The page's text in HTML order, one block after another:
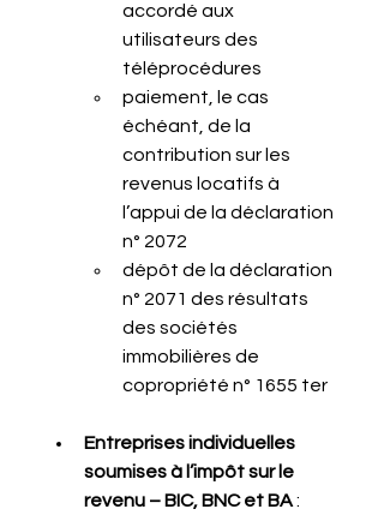
accordé aux
utilisateurs des
téléprocédures
paiement, le cas
échéant, de la
contribution sur les
revenus locatifs à
l’appui de la déclaration
n° 2072
dépôt de la déclaration
n° 2071 des résultats
des sociétés
immobilières de
copropriété n° 1655 ter
Entreprises individuelles
soumises à l’impôt sur le
revenu – BIC, BNC et BA :